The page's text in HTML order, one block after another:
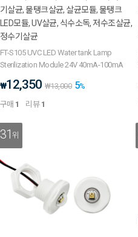
기살균, 물탱크살균, 살균모듈, 물탱크
LED모듈, UV살균, 식수소독, 저수조살균,
정수기살균
FT-S105 UVC LED Water tank Lamp
Sterilization Module 24V 40mA-100mA
₩12,350 ₩13,000 5%
구매 1 리뷰 1
31위